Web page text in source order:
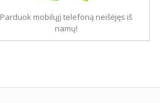
Parduok mobilųjį telefoną neišėjęs iš
namų!